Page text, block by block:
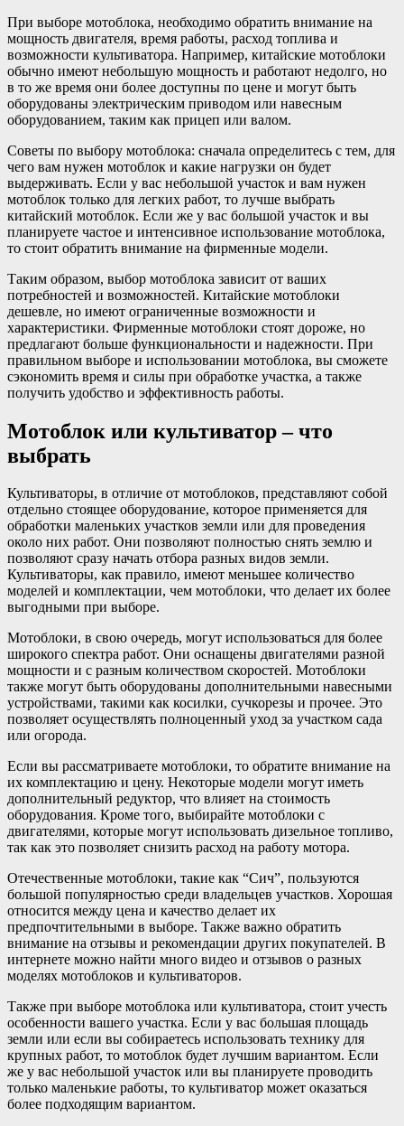
При выборе мотоблока, необходимо обратить внимание на
мощность двигателя, время работы, расход топлива и
возможности культиватора. Например, китайские мотоблоки
обычно имеют небольшую мощность и работают недолго, но
в то же время они более доступны по цене и могут быть
оборудованы электрическим приводом или навесным
оборудованием, таким как прицеп или валом.
Советы по выбору мотоблока: сначала определитесь с тем, для
чего вам нужен мотоблок и какие нагрузки он будет
выдерживать. Если у вас небольшой участок и вам нужен
мотоблок только для легких работ, то лучше выбрать
китайский мотоблок. Если же у вас большой участок и вы
планируете частое и интенсивное использование мотоблока,
то стоит обратить внимание на фирменные модели.
Таким образом, выбор мотоблока зависит от ваших
потребностей и возможностей. Китайские мотоблоки
дешевле, но имеют ограниченные возможности и
характеристики. Фирменные мотоблоки стоят дороже, но
предлагают больше функциональности и надежности. При
правильном выборе и использовании мотоблока, вы сможете
сэкономить время и силы при обработке участка, а также
получить удобство и эффективность работы.
Мотоблок или культиватор – что
выбрать
Культиваторы, в отличие от мотоблоков, представляют собой
отдельно стоящее оборудование, которое применяется для
обработки маленьких участков земли или для проведения
около них работ. Они позволяют полностью снять землю и
позволяют сразу начать отбора разных видов земли.
Культиваторы, как правило, имеют меньшее количество
моделей и комплектации, чем мотоблоки, что делает их более
выгодными при выборе.
Мотоблоки, в свою очередь, могут использоваться для более
широкого спектра работ. Они оснащены двигателями разной
мощности и с разным количеством скоростей. Мотоблоки
также могут быть оборудованы дополнительными навесными
устройствами, такими как косилки, сучкорезы и прочее. Это
позволяет осуществлять полноценный уход за участком сада
или огорода.
Если вы рассматриваете мотоблоки, то обратите внимание на
их комплектацию и цену. Некоторые модели могут иметь
дополнительный редуктор, что влияет на стоимость
оборудования. Кроме того, выбирайте мотоблоки с
двигателями, которые могут использовать дизельное топливо,
так как это позволяет снизить расход на работу мотора.
Отечественные мотоблоки, такие как “Сич”, пользуются
большой популярностью среди владельцев участков. Хорошая
относится между цена и качество делает их
предпочтительными в выборе. Также важно обратить
внимание на отзывы и рекомендации других покупателей. В
интернете можно найти много видео и отзывов о разных
моделях мотоблоков и культиваторов.
Также при выборе мотоблока или культиватора, стоит учесть
особенности вашего участка. Если у вас большая площадь
земли или если вы собираетесь использовать технику для
крупных работ, то мотоблок будет лучшим вариантом. Если
же у вас небольшой участок или вы планируете проводить
только маленькие работы, то культиватор может оказаться
более подходящим вариантом.